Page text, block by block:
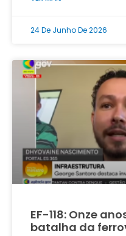
24 De Junho De 2026
EF-118: Onze
batalha da